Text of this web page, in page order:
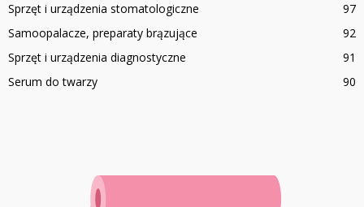
Sprzęt i urządzenia stomatologiczne
97
Samoopalacze, preparaty brązujące
92
Sprzęt i urządzenia diagnostyczne
91
Serum do twarzy
90